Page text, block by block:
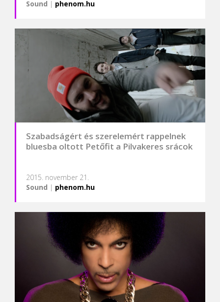
Sound | phenom.hu
Szabadságért és szerelemért rappelnek
bluesba oltott Petőfit a Pilvakeres srácok
2015. november 21.
Sound | phenom.hu